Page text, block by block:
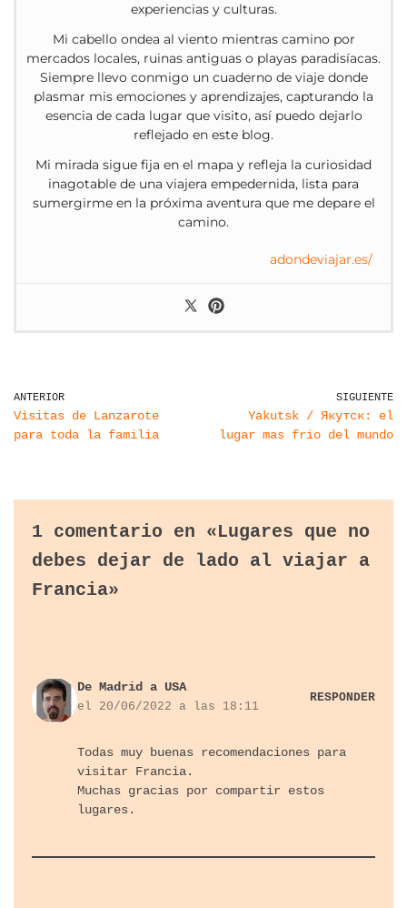
experiencias y culturas.
Mi cabello ondea al viento mientras camino por
mercados locales, ruinas antiguas o playas paradisíacas.
Siempre llevo conmigo un cuaderno de viaje donde
plasmar mis emociones y aprendizajes, capturando la
esencia de cada lugar que visito, así puedo dejarlo
reflejado en este blog.
Mi mirada sigue fija en el mapa y refleja la curiosidad
inagotable de una viajera empedernida, lista para
sumergirme en la próxima aventura que me depare el
camino.
adondeviajar.es/
ANTERIOR
Visitas de Lanzarote
para toda la familia
SIGUIENTE
Yakutsk / Якутск: el
lugar mas frio del mundo
1 comentario en «Lugares que no
debes dejar de lado al viajar a
Francia»
De Madrid a USA
el 20/06/2022 a las 18:11
RESPONDER
Todas muy buenas recomendaciones para
visitar Francia.
Muchas gracias por compartir estos
lugares.